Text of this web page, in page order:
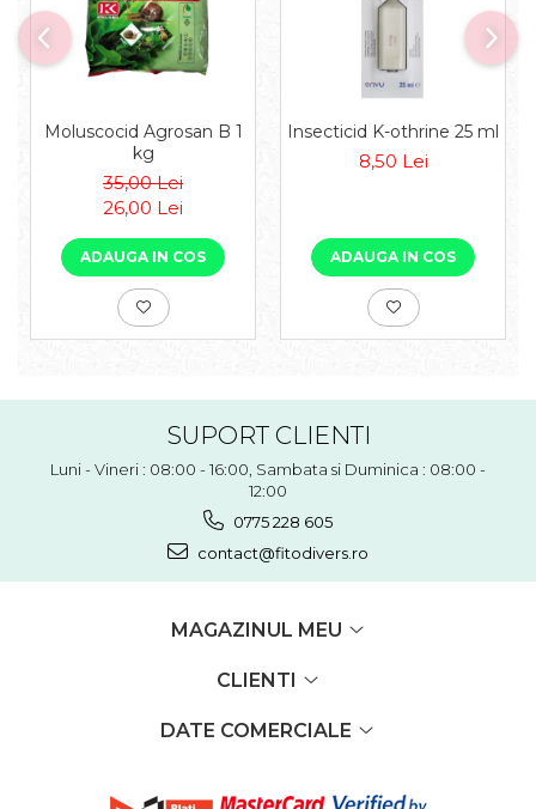
Moluscocid Agrosan B 1
kg
35,00 Lei
26,00 Lei
ADAUGA IN COS
Insecticid K-othrine 25 ml
8,50 Lei
ADAUGA IN COS
SUPORT CLIENTI
Luni - Vineri : 08:00 - 16:00, Sambata si Duminica : 08:00 -
12:00
0775 228 605
contact@fitodivers.ro
MAGAZINUL MEU
CLIENTI
DATE COMERCIALE